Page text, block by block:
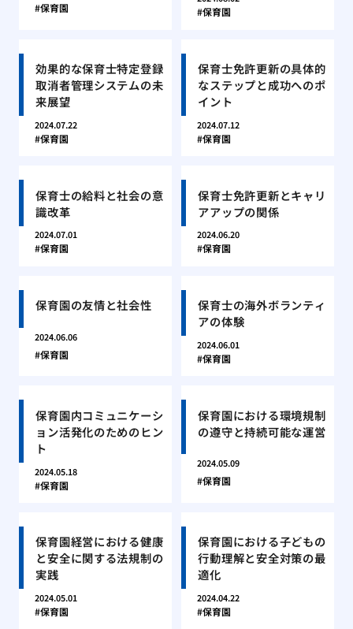
保育園 保育園
効果的な保育士特定登録
取消者管理システムの未
来展望
2024.07.22
保育園
保育士免許更新の具体的
なステップと成功へのポ
イント
2024.07.12
保育園
保育士の給料と社会の意
識改革
2024.07.01
保育園
保育士免許更新とキャリ
アアップの関係
2024.06.20
保育園
保育園の友情と社会性
2024.06.06
保育園
保育士の海外ボランティ
アの体験
2024.06.01
保育園
保育園内コミュニケーシ
ョン活発化のためのヒン
ト
2024.05.18
保育園
保育園における環境規制
の遵守と持続可能な運営
2024.05.09
保育園
保育園経営における健康
と安全に関する法規制の
実践
2024.05.01
保育園
保育園における子どもの
行動理解と安全対策の最
適化
2024.04.22
保育園